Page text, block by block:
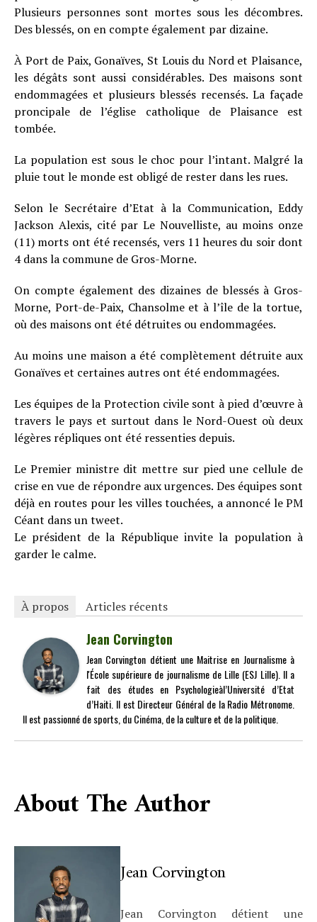
Plusieurs personnes sont mortes sous les décombres.
Des blessés, on en compte également par dizaine.
À Port de Paix, Gonaïves, St Louis du Nord et Plaisance,
les dégâts sont aussi considérables. Des maisons sont
endommagées et plusieurs blessés recensés. La façade
proncipale de l’église catholique de Plaisance est
tombée.
La population est sous le choc pour l’intant. Malgré la
pluie tout le monde est obligé de rester dans les rues.
Selon le Secrétaire d’Etat à la Communication, Eddy
Jackson Alexis, cité par Le Nouvelliste, au moins onze
(11) morts ont été recensés, vers 11 heures du soir dont
4 dans la commune de Gros-Morne.
On compte également des dizaines de blessés à Gros-
Morne, Port-de-Paix, Chansolme et à l’île de la tortue,
où des maisons ont été détruites ou endommagées.
Au moins une maison a été complètement détruite aux
Gonaïves et certaines autres ont été endommagées.
Les équipes de la Protection civile sont à pied d’œuvre à
travers le pays et surtout dans le Nord-Ouest où deux
légères répliques ont été ressenties depuis.
Le Premier ministre dit mettre sur pied une cellule de
crise en vue de répondre aux urgences. Des équipes sont
déjà en routes pour les villes touchées, a annoncé le PM
Céant dans un tweet.
Le président de la République invite la population à
garder le calme.
À propos Articles récents
Jean Corvington
Jean Corvington détient une Maitrise en Journalisme à
l'École supérieure de journalisme de Lille (ESJ Lille). Il a
fait des études en Psychologieàl’Université d’Etat
d’Haiti. Il est Directeur Général de la Radio Métronome.
Il est passionné de sports, du Cinéma, de la culture et de la politique.
About The Author
Jean Corvington
Jean Corvington détient une